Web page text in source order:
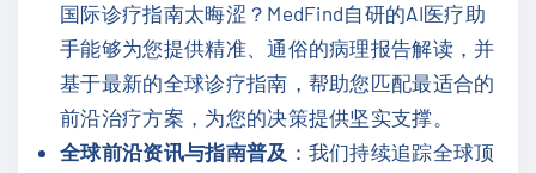
国际诊疗指南太晦涩？MedFind自研的AI医疗助
手能够为您提供精准、通俗的病理报告解读，并
基于最新的全球诊疗指南，帮助您匹配最适合的
前沿治疗方案，为您的决策提供坚实支撑。
全球前沿资讯与指南普及 ：我们持续追踪全球顶